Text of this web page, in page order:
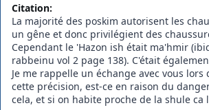
Citation:
La majorité des poskim autorisent les
un gêne et donc privilégient des
Cependant le 'Hazon ish était ma'hmir
rabbeinu vol 2 page 138). C'était
Je me rappelle un échange avec vous
cette précision, est-ce en raison du
cela, et si on habite proche de la shule